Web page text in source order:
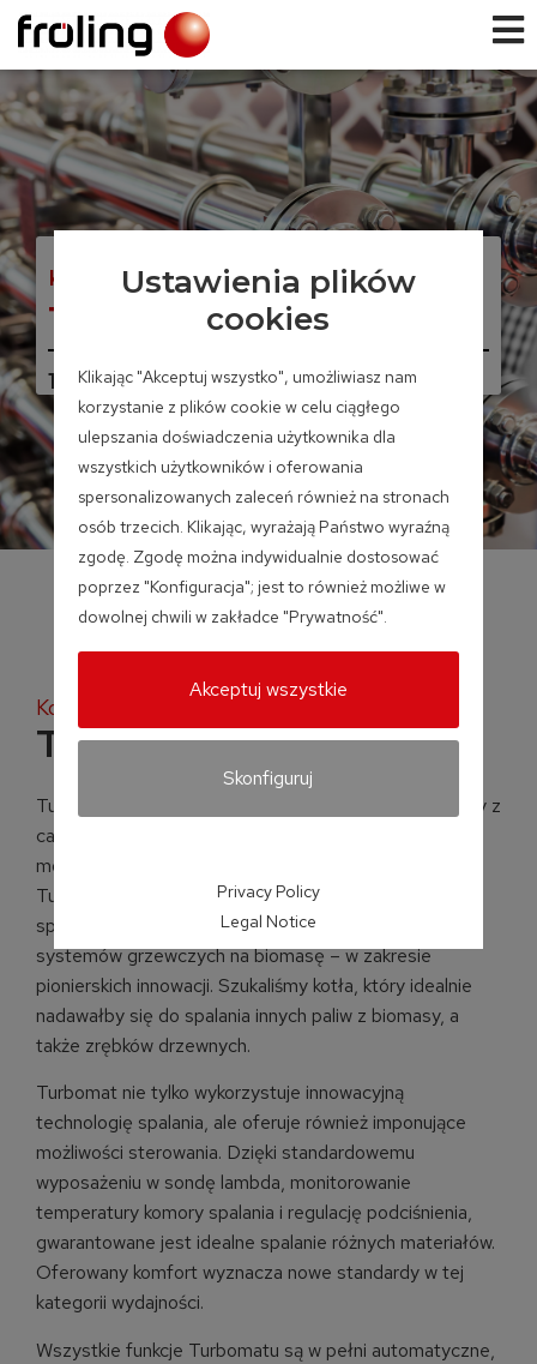
Kocioł na zrębki i pellet
Turbomat
150 – 550 kW
Kocioł na zrębki i pellet
Turbomat
Turbomat firmy Froling to wyjątkowy system grzewczy z
całkowicie automatycznym palnikiem na drewno, który
może spalać szeroką gamę materiałów drewnianych.
Turbomat stanowi ucieleśnienie całej wiedzy
specjalistycznej firmy Froling – wiodącego producenta
systemów grzewczych na biomasę – w zakresie
pionierskich innowacji. Szukaliśmy kotła, który idealnie
nadawałby się do spalania innych paliw z biomasy, a
także zrębków drzewnych.
Turbomat nie tylko wykorzystuje innowacyjną
technologię spalania, ale oferuje również imponujące
możliwości sterowania. Dzięki standardowemu
wyposażeniu w sondę lambda, monitorowanie
temperatury komory spalania i regulację podciśnienia,
gwarantowane jest idealne spalanie różnych materiałów.
Oferowany komfort wyznacza nowe standardy w tej
kategorii wydajności.
Wszystkie funkcje Turbomatu są w pełni automatyczne,
Ustawienia plików
cookies
Klikając "Akceptuj wszystko", umożliwiasz nam
korzystanie z plików cookie w celu ciągłego
ulepszania doświadczenia użytkownika dla
wszystkich użytkowników i oferowania
spersonalizowanych zaleceń również na stronach
osób trzecich. Klikając, wyrażają Państwo wyraźną
zgodę. Zgodę można indywidualnie dostosować
poprzez "Konfiguracja"; jest to również możliwe w
dowolnej chwili w zakładce "Prywatność".
Akceptuj wszystkie
Skonfiguruj
Privacy Policy
Legal Notice